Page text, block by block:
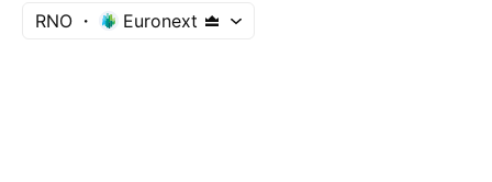
RNO Euronext